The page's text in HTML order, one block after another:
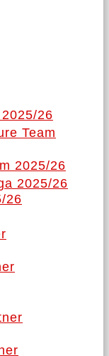
26
Team
2025/26
2025/26
26